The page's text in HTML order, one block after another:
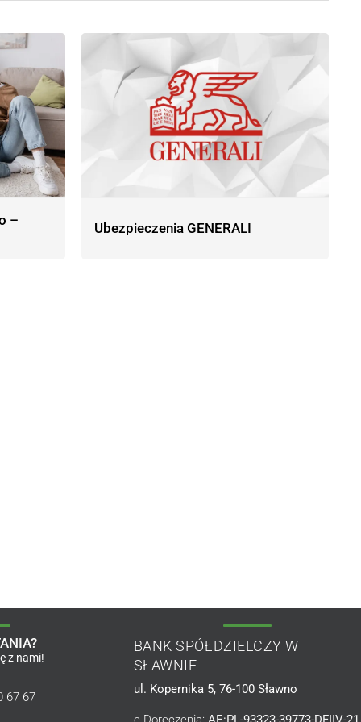
–
Ubezpieczenia GENERALI
z nami!
67 67
BANK SPÓŁDZIELCZY W
SŁAWNIE
ul. Kopernika 5, 76-100 Sławno